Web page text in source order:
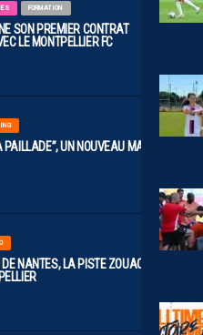
FORMATION
SON PREMIER CONTRAT
LE MONTPELLIER FC
UN NOUVEAU MAILLOT
NANTES, LA PISTE ZOUAOUI SE